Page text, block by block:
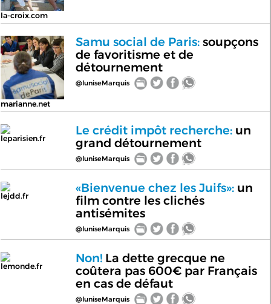
la-croix.com
marianne.net
Samu social de Paris:soupçons
de favoritisme et de
détournement
@luniseMarquis
leparisien.fr
Le crédit impôt recherche:un
grand détournement
@luniseMarquis
lejdd.fr
«Bienvenue chez les Juifs»:un
film contre les clichés
antisémites
@luniseMarquis
lemonde.fr
Non!La dette grecque ne
coûtera pas 600€ par Français
en cas de défaut
@luniseMarquis